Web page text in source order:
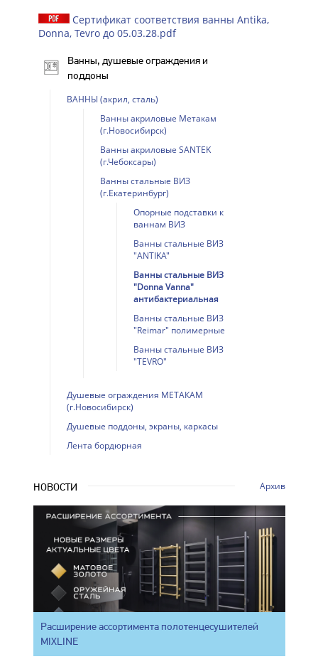
Сертификат соответствия ванны Antika,
Donna, Tevro до 05.03.28.pdf
Ванны, душевые ограждения и
поддоны
ВАННЫ (акрил, сталь)
Ванны акриловые Метакам
(г.Новосибирск)
Ванны акриловые SANTEK
(г.Чебоксары)
Ванны стальные ВИЗ
(г.Екатеринбург)
Опорные подставки к
ваннам ВИЗ
Ванны стальные ВИЗ
"ANTIKA"
Ванны стальные ВИЗ
"Donna Vanna"
антибактериальная
Ванны стальные ВИЗ
"Reimar" полимерные
Ванны стальные ВИЗ
"TEVRO"
Душевые ограждения МЕТАКАМ
(г.Новосибирск)
Душевые поддоны, экраны, каркасы
Лента бордюрная
НОВОСТИ Архив
Расширение ассортимента полотенцесушителей
MIXLINE